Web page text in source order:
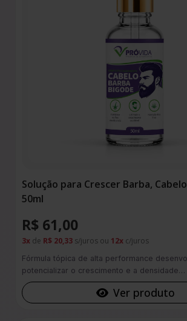
Solução para Crescer Barba,
50ml
R$ 61,00
3x de R$ 20,33 s/juros ou 12x c/juros
Fórmula tópica de alta performance
potencializar o crescimento e a densidade…
Ver produto